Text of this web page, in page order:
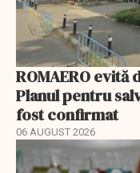
ROMAERO
Planul pentru
fost confirmat
06 AUGUST 2026